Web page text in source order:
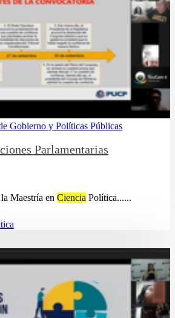
Gobierno y Políticas Públicas
Parlamentarias
Maestría en Ciencia Política......